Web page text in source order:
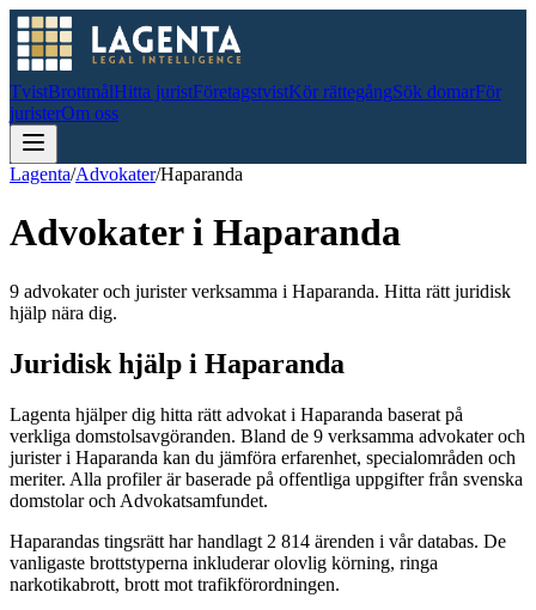
TvistBrottmålHitta juristFöretagstvistKör rättegångSök domarFör
juristerOm oss
Lagenta/Advokater/Haparanda
Advokater i Haparanda
9 advokater och jurister verksamma i Haparanda. Hitta rätt juridisk
hjälp nära dig.
Juridisk hjälp i Haparanda
Lagenta hjälper dig hitta rätt advokat i Haparanda baserat på
verkliga domstolsavgöranden. Bland de 9 verksamma advokater och
jurister i Haparanda kan du jämföra erfarenhet, specialområden och
meriter. Alla profiler är baserade på offentliga uppgifter från svenska
domstolar och Advokatsamfundet.
Haparandas tingsrätt har handlagt 2 814 ärenden i vår databas. De
vanligaste brottstyperna inkluderarolovlig körning, ringa
narkotikabrott, brott mot trafikförordningen.